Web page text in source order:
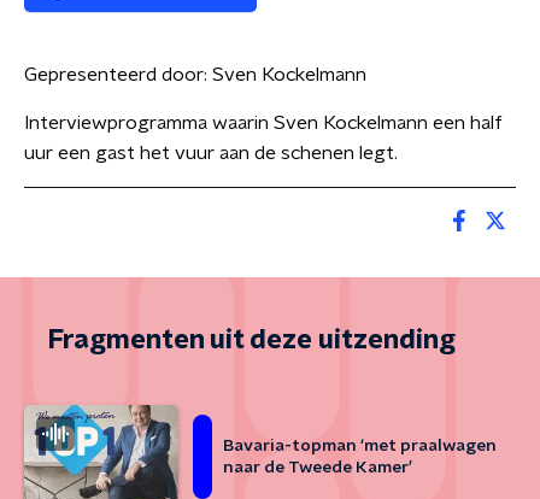
Gepresenteerd door: Sven Kockelmann
Interviewprogramma waarin Sven Kockelmann een half
uur een gast het vuur aan de schenen legt.
Fragmenten uit deze uitzending
Bavaria-topman ‘met praalwagen
naar de Tweede Kamer’